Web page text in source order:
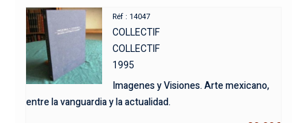
Réf : 14047
COLLECTIF
COLLECTIF
1995
Imagenes y Visiones. Arte mexicano,
entre la vanguardia y la actualidad.